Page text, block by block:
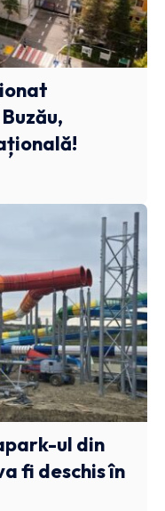
ul din
fi deschis în